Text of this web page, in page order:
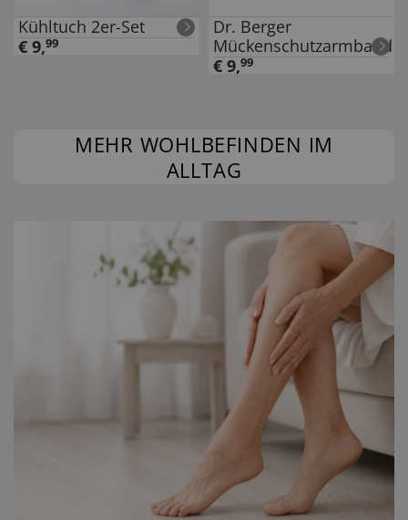
Kühltuch 2er-Set
€ 9,99
Dr. Berger
Mückenschutzarmband
€ 9,99
MEHR WOHLBEFINDEN IM
ALLTAG